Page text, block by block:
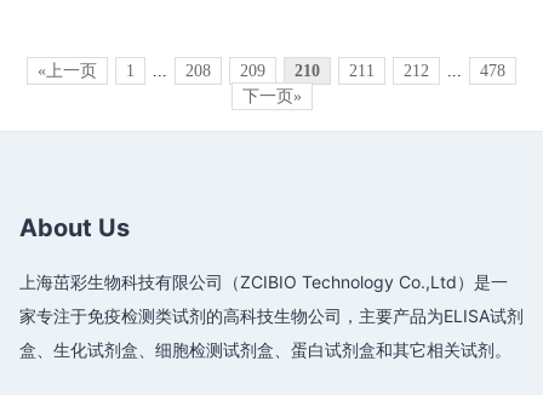
«上一页 1 ... 208 209 210 211 212 ...
478
下一页»
About Us
上海茁彩生物科技有限公司（ZCIBIO Technology Co.,Ltd）是一
家专注于免疫检测类试剂的高科技生物公司，主要产品为ELISA试剂
盒、生化试剂盒、细胞检测试剂盒、蛋白试剂盒和其它相关试剂。